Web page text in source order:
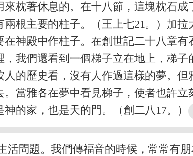
枕著休息的。在十八節，這塊枕石成
根主要的柱子。（王上七21。）加拉
神殿中作柱子。在創世記二十八章有
我們還看到一個梯子立在地上，梯子
的歷史看，沒有人作過這樣的夢。但
當雅各在夢中看見梯子，使者也許立
的家，也是天的門。（創二八17。）
問題。我們傳福音的時候，常常有